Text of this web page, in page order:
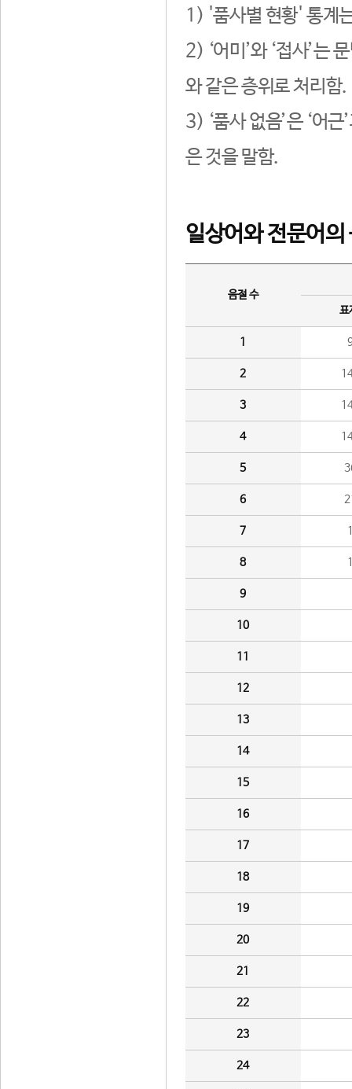
1) '품사별 현황' 통계
2) ‘어미’와 ‘접사’는
와 같은 층위로 처리함.
3) ‘품사 없음’은 ‘어
은 것을 말함.
일상어와 전문어의
음절 수
표
1
2
3
4
5
6
7
8
9
10
11
12
13
14
15
16
17
18
19
20
21
22
23
24